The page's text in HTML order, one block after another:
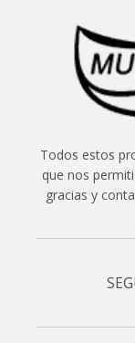
Todos estos
que nos
gracias y